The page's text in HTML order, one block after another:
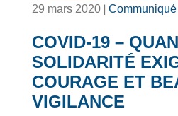
29 mars 2020 | Communiqué
COVID-19 –
SOLIDARITÉ
COURAGE ET
VIGILANCE